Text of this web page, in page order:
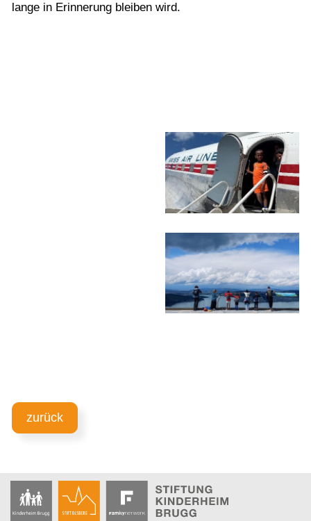
lange in Erinnerung bleiben wird.
zurück